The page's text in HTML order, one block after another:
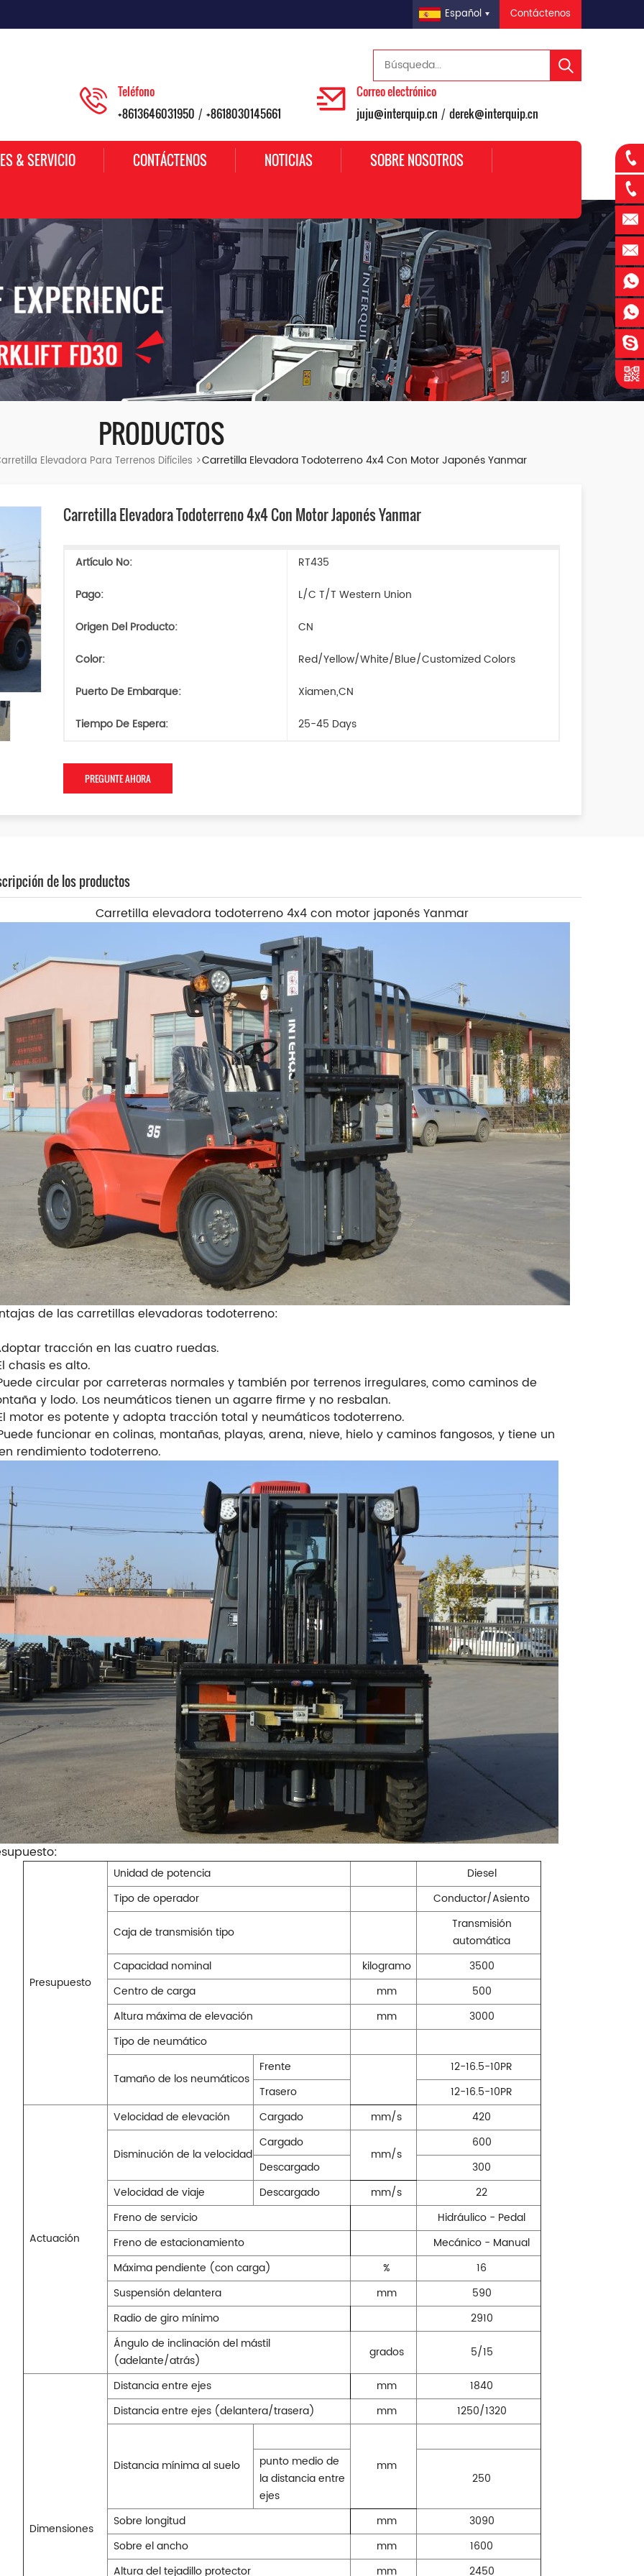
Contáctenos
Español
Teléfono
+8613646031950 / +8618030145661
Correo electrónico
juju@interquip.cn / derek@interquip.cn
& SERVICIO CONTÁCTENOS NOTICIAS SOBRE NOSOTROS
PRODUCTOS
Elevadora Para Terrenos Difíciles Carretilla Elevadora Todoterreno 4x4 Con Motor Japonés Yanmar
Carretilla Elevadora Todoterreno 4x4 Con Motor Japonés Yanmar
Artículo No:
RT435
Pago:
L/C T/T Western Union
Origen Del Producto:
CN
Color:
Red/Yellow/White/Blue/Customized Colors
Puerto De Embarque:
Xiamen,CN
Tiempo De Espera:
25-45 Days
PREGUNTE AHORA
de los productos
Carretilla elevadora todoterreno 4x4 con motor japonés Yanmar
de las carretillas elevadoras todoterreno:
tracción en las cuatro ruedas.
chasis es alto.
circular por carreteras normales y también por terrenos irregulares, como caminos de
y lodo. Los neumáticos tienen un agarre firme y no resbalan.
motor es potente y adopta tracción total y neumáticos todoterreno.
funcionar en colinas, montañas, playas, arena, nieve, hielo y caminos fangosos, y tiene un
rendimiento todoterreno.
Presupuesto
Unidad de potencia
Diesel
Tipo de operador
Conductor/Asiento
Caja de transmisión tipo
Transmisión
automática
Capacidad nominal
kilogramo
3500
Centro de carga
mm
500
Altura máxima de elevación
mm
3000
Tipo de neumático
Tamaño de los neumáticos
Frente
12-16.5-10PR
Trasero
12-16.5-10PR
Actuación
Velocidad de elevación Cargado mm/s 420
Disminución de la velocidad
Cargado
mm/s
600
Descargado
300
Velocidad de viaje
Descargado mm/s
22
Freno de servicio
Hidráulico - Pedal
Freno de estacionamiento
Mecánico - Manual
Máxima pendiente (con carga)
%
16
Suspensión delantera
mm
590
Radio de giro mínimo
2910
Ángulo de inclinación del mástil
(adelante/atrás)
grados 5/15
Dimensiones
Distancia entre ejes mm
1840
Distancia entre ejes (delantera/trasera)
mm 1250/1320
Distancia mínima al suelo mm
punto medio de
la distancia entre
ejes
250
Sobre longitud mm
3090
Sobre el ancho
mm
1600
Altura del tejadillo protector
mm 2450